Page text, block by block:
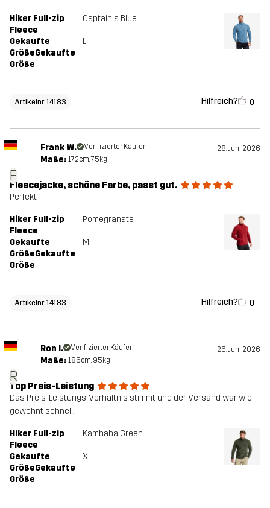
Hiker Full-zip
Fleece
Captain's Blue
Gekaufte
GrößeGekaufte
Größe
L
Artikelnr 14183 Hilfreich? 0
F
Frank W. Verifizierter Käufer 28. Juni 2026
Maße: 172cm, 75kg
Fleecejacke, schöne Farbe, passt gut.
Perfekt
Hiker Full-zip
Fleece
Pomegranate
Gekaufte
GrößeGekaufte
Größe
M
Artikelnr 14183 Hilfreich? 0
R
Ron I. Verifizierter Käufer 26. Juni 2026
Maße: 186cm, 95kg
Top Preis-Leistung
Das Preis-Leistungs-Verhältnis stimmt und der Versand war wie
gewohnt schnell.
Hiker Full-zip
Fleece
Kambaba Green
Gekaufte
GrößeGekaufte
Größe
XL